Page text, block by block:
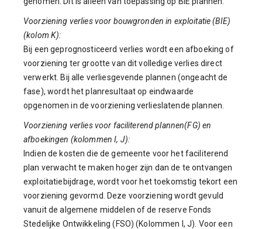
Voorziening verlies voor bouwgronden in exploitatie (BIE)
(kolom K):
Bij een geprognosticeerd verlies wordt een afboeking of
voorziening ter grootte van dit volledige verlies direct
verwerkt. Bij alle verliesgevende plannen (ongeacht de
fase), wordt het planresultaat op eindwaarde
opgenomen in de voorziening verlieslatende plannen.
Voorziening verlies voor faciliterend plannen(FG) en
afboekingen (kolommen I, J):
Indien de kosten die de gemeente voor het faciliterend
plan verwacht te maken hoger zijn dan de te ontvangen
exploitatiebijdrage, wordt voor het toekomstig tekort een
voorziening gevormd. Deze voorziening wordt gevuld
vanuit de algemene middelen of de reserve Fonds
Stedelijke Ontwikkeling (FSO) (Kolommen I, J). Voor een